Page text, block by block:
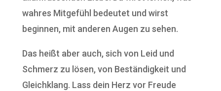
wahres Mitgefühl bedeutet und wirst
beginnen, mit anderen Augen zu sehen.
Das heißt aber auch, sich von Leid und
Schmerz zu lösen, von Beständigkeit und
Gleichklang. Lass dein Herz vor Freude